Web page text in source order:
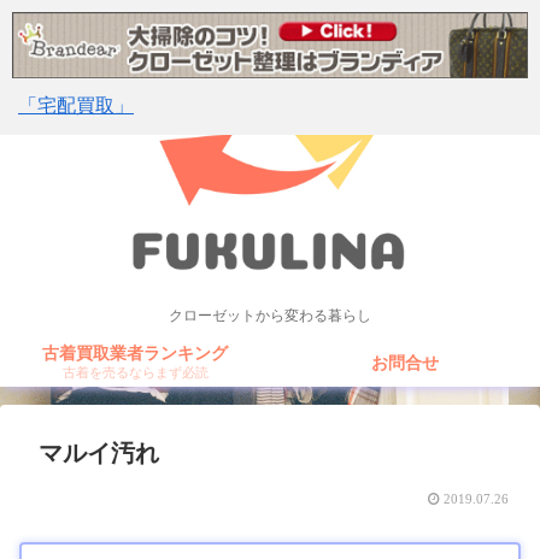
クローゼットから変わる暮らし
古着買取業者ランキング
古着を売るならまず必読 お問合せ
マルイ汚れ
2019.07.26
「宅配買取」